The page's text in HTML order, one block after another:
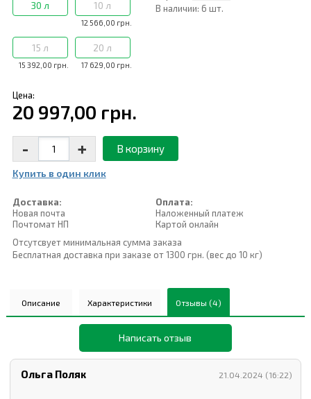
30 л
12 566,00 грн.
10 л
15 392,00 грн.
15 л
17 629,00 грн.
20 л
В наличии: 6 шт.
Цена:
20 997,00 грн.
- + В корзину
Купить в один клик
Доставка:
Новая почта
Почтомат НП
Оплата:
Наложенный платеж
Картой онлайн
Отсутсвует минимальная сумма заказа
Бесплатная доставка при заказе от 1300 грн. (вес до 10 кг)
Описание Характеристики Отзывы (4)
Написать отзыв
Ольга Поляк 21.04.2024 (16:22)